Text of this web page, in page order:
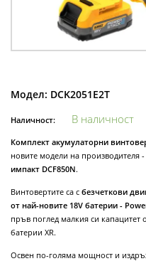
Модел: DCK2051E2T
Наличност: В наличност
Комплект акумулаторни
новите модели на производителя -
импакт DCF850N.
Винтовертите са с безчеткови
от най-новите 18V батерии -
пръв поглед малкия си капацитет
батерии XR.
Освен по-голяма мощност и